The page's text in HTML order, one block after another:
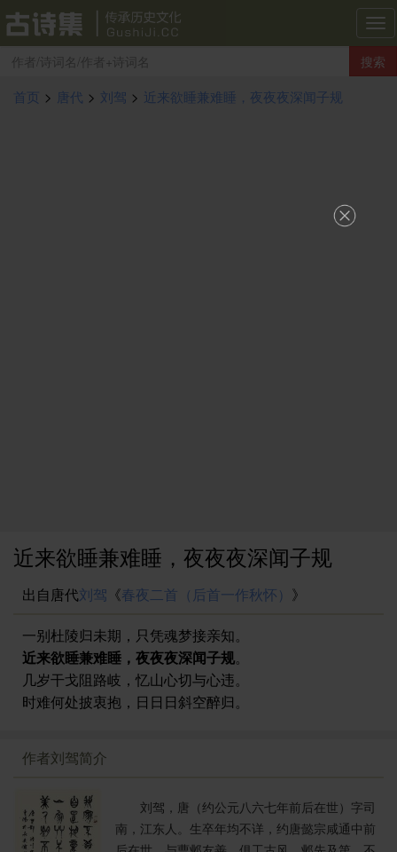
古
诗
集
搜索
首页 > 唐代 > 刘驾 > 近来欲睡兼难睡，夜夜夜深闻子规
近来欲睡兼难睡，夜夜夜深闻子规
出自唐代刘驾 《春夜二首（后首一作秋怀） 》
一别杜陵归未期，只凭魂梦接亲知。
近来欲睡兼难睡，夜夜夜深闻子规。
几岁干戈阻路岐，忆山心切与心违。
时难何处披衷抱，日日日斜空醉归。
作者刘驾简介
刘驾，唐（约公元八六七年前后在世）字司
南，江东人。生卒年均不详，约唐懿宗咸通中前